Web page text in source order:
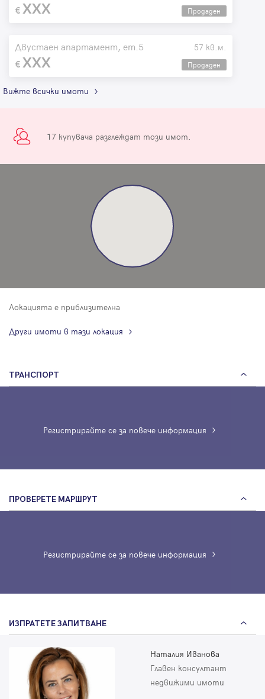
XXX Продаден
Двустаен апартамент, ет.5 57 кв.м.
XXX Продаден
Вижте всички имоти
17 купувача разглеждат този имот.
Локацията е приблизителна
Други имоти в тази локация
ТРАНСПОРТ
Регистрирайте се за повече информация
ПРОВЕРЕТЕ МАРШРУТ
Регистрирайте се за повече информация
ИЗПРАТЕТЕ ЗАПИТВАНЕ
Наталия Иванова
Главен консултант
недвижими имоти